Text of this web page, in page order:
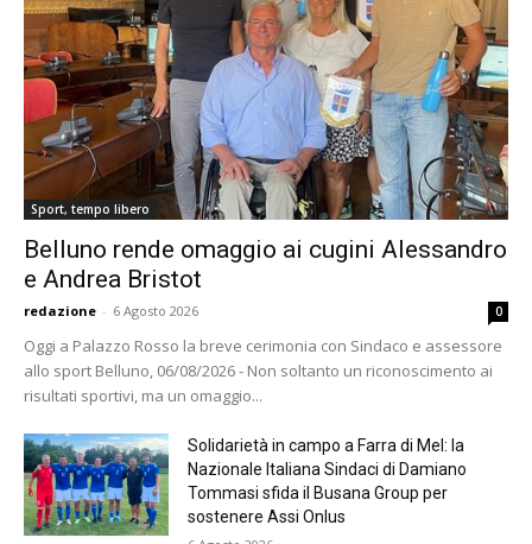
Sport, tempo libero
Belluno rende omaggio ai cugini Alessandro
e Andrea Bristot
redazione - 6 Agosto 2026 0
Oggi a Palazzo Rosso la breve cerimonia con Sindaco e assessore
allo sport Belluno, 06/08/2026 - Non soltanto un riconoscimento ai
risultati sportivi, ma un omaggio...
Solidarietà in campo a Farra di Mel: la
Nazionale Italiana Sindaci di Damiano
Tommasi sfida il Busana Group per
sostenere Assi Onlus